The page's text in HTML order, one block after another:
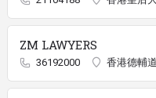
ZM LAWYERS
36192000 香港德輔